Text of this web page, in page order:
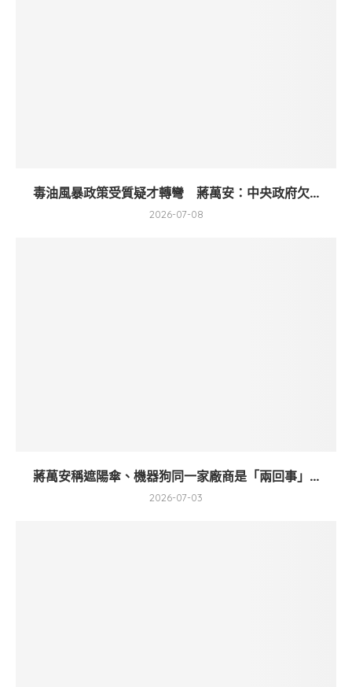
毒油風暴政策受質疑才轉彎 蔣萬安：中央政府欠...
2026-07-08
蔣萬安稱遮陽傘、機器狗同一家廠商是「兩回事」...
2026-07-03